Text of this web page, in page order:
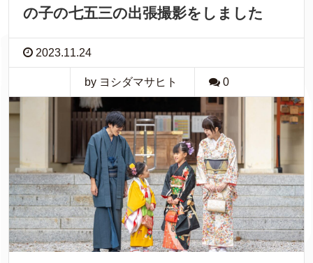
の子の七五三の出張撮影をしました
2023.11.24
by ヨシダマサヒト 0